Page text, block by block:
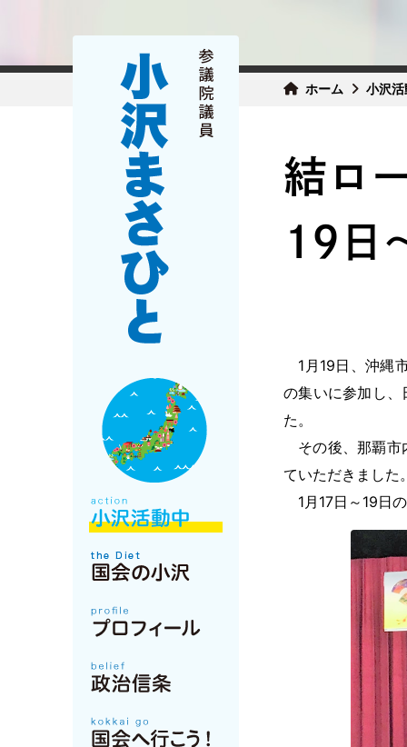
ホーム 小沢
結ロ
19日
1月19日、沖縄
の集いに参加し
た。
その後、那覇市
ていただきました
1月17日～19日